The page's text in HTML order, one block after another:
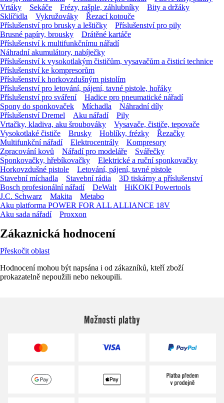
Vrtáky
Sekáče Frézy, rašple, záhlubníky
Bity a držáky
Sklíčidla
Vykružováky
Řezací kotouče
Příslušenství pro brusky a leštičky
Příslušenství pro pily
Brusné papíry, brousky
Drátěné kartáče
Příslušenství k multifunkčnímu nářadí
Náhradní akumulátory, nabíječky
Příslušenství k vysokotlakým čističům, vysavačům a čisticí technice
Příslušenství ke kompresorům
Příslušenství k horkovzdušným pistolím
Příslušenství pro letování, pájení, tavné pistole, hořáky
Příslušenství pro sváření
Hadice pro pneumatické nářadí
Spony do sponkovaček
Míchadla
Náhradní díly
Příslušenství Dremel
Aku nářadí
Pily
Vrtačky, kladiva, aku šroubováky
Vysavače, čističe, tepovače
Vysokotlaké čističe
Brusky Hoblíky, frézky
Řezačky
Multifunkční nářadí
Elektrocentrály
Kompresory
Zpracování kovů
Nářadí pro modeláře
Svářečky
Sponkovačky, hřebíkovačky
Elektrické a ruční sponkovačky
Horkovzdušné pistole
Letování, pájení, tavné pistole
Stavební míchadla
Stavební rádia
3D tiskárny a příslušenství
Bosch profesionální nářadí
DeWalt
HiKOKI Powertools
J.C. Schwarz
Makita
Metabo
Aku platforma POWER FOR ALL ALLIANCE 18V
Aku sada nářadí
Proxxon
Zákaznická hodnocení
Přeskočit oblast
Hodnocení mohou být napsána i od zákazníků, kteří zboží
prokazatelně nepoužili nebo nekoupili.
Možnosti platby